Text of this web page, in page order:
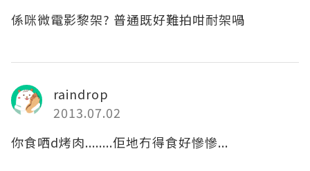
係咪微電影黎架? 普通既好難拍咁耐架喎
raindrop
2013.07.02
你食哂d烤肉........佢地冇得食好慘慘...